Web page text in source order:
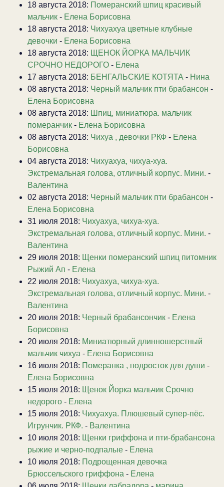
18 августа 2018: Померанский шпиц красивый
мальчик - Елена Борисовна
18 августа 2018: Чихуахуа цветные клубные
девочки - Елена Борисовна
18 августа 2018: ЩЕНОК ЙОРКА МАЛЬЧИК
СРОЧНО НЕДОРОГО - Елена
17 августа 2018: БЕНГАЛЬСКИЕ КОТЯТА - Нина
08 августа 2018: Черный мальчик пти брабансон -
Елена Борисовна
08 августа 2018: Шпиц, миниатюра. мальчик
померанчик - Елена Борисовна
08 августа 2018: Чихуа , девочки РКФ - Елена
Борисовна
04 августа 2018: Чихуахуа, чихуа-хуа.
Экстремальная голова, отличный корпус. Мини. -
Валентина
02 августа 2018: Черный мальчик пти брабансон -
Елена Борисовна
31 июля 2018: Чихуахуа, чихуа-хуа.
Экстремальная голова, отличный корпус. Мини. -
Валентина
29 июля 2018: Щенки померанский шпиц питомник
Рыжий Ап - Елена
22 июля 2018: Чихуахуа, чихуа-хуа.
Экстремальная голова, отличный корпус. Мини. -
Валентина
20 июля 2018: Черный брабансончик - Елена
Борисовна
20 июля 2018: Миниатюрный длинношерстный
мальчик чихуа - Елена Борисовна
16 июля 2018: Померанка , подросток для души -
Елена Борисовна
15 июля 2018: Щенок Йорка мальчик Срочно
недорого - Елена
15 июля 2018: Чихуахуа. Плюшевый супер-пёс.
Игрунчик. РКФ. - Валентина
10 июля 2018: Щенки гриффона и пти-брабансона
рыжие и черно-подпалые - Елена
10 июля 2018: Подрощенная девочка
Брюссельского гриффона - Елена